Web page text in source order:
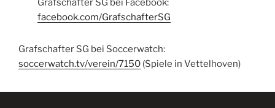
Grafschafter SG bei Facebook:
facebook.com/GrafschafterSG
Grafschafter SG bei Soccerwatch:
soccerwatch.tv/verein/7150 (Spiele in Vettelhoven)